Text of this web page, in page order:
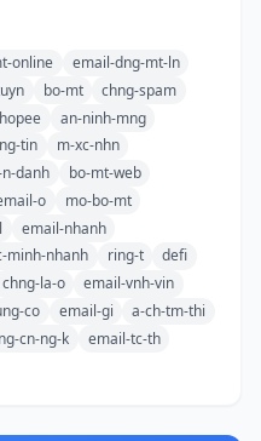
online
email-dng-mt-ln
bo-mt
chng-spam
an-ninh-mng
tin
m-xc-nhn
danh
bo-mt-web
o
mo-bo-mt
email-nhanh
minh-nhanh ring-t
defi
chng-la-o
email-vnh-vin
co email-gi
a-ch-tm-thi
cn-ng-k
email-tc-th